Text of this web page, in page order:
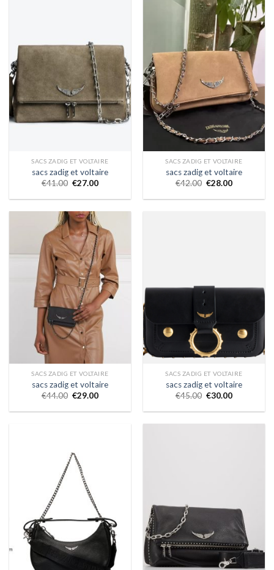
SACS ZADIG ET VOLTAIRE
sacs zadig et voltaire
€41.00 €27.00
SACS ZADIG ET VOLTAIRE
sacs zadig et voltaire
€42.00 €28.00
SACS ZADIG ET VOLTAIRE
sacs zadig et voltaire
€44.00 €29.00
SACS ZADIG ET VOLTAIRE
sacs zadig et voltaire
€45.00 €30.00